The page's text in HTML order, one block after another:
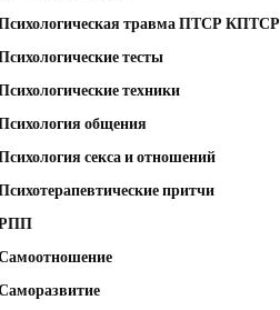
травма ПТСР КПТСР
тесты
техники
общения
секса и отношений
притчи